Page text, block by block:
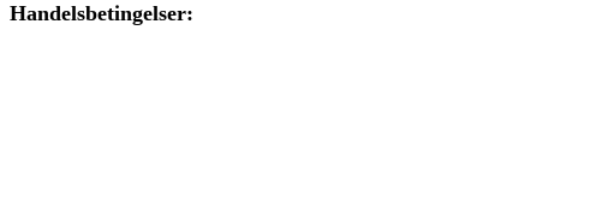
Handelsbetingelser: